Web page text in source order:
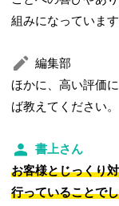
組みになっています
編集部
ほかに、高い評価
ば教えてください。
書上さん
お客様とじっくり
行っていることで